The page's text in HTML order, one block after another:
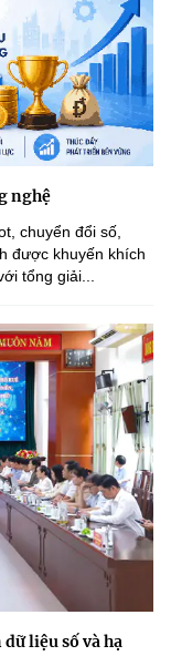
nghệ
chuyển đổi số,
được khuyến khích
tổng giải...
liệu số và hạ